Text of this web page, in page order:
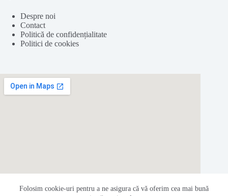
Folosim cookie-uripentru a ne asiguracă vă oferim cea maibună
Despre noi
Contact
Politică de confidențialitate
Politici de cookies